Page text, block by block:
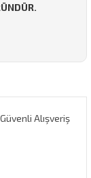
Alışveriş